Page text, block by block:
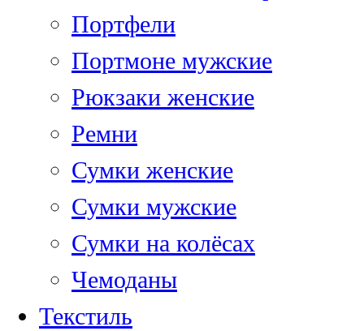
Портфели
Портмоне мужские
Рюкзаки женские
Ремни
Сумки женские
Сумки мужские
Сумки на колёсах
Чемоданы
Текстиль